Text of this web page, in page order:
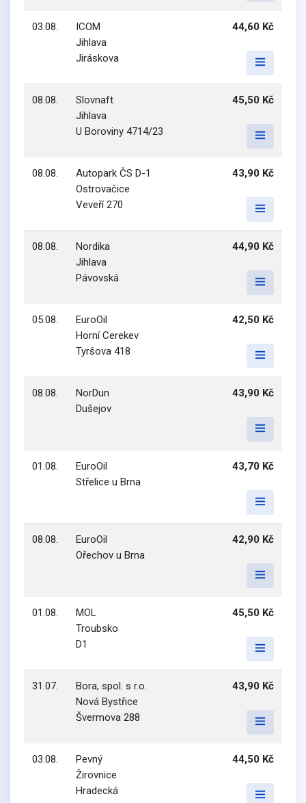
03.08.
ICOM
Jihlava
Jiráskova
44,60 Kč
08.08.
Slovnaft
Jihlava
U Boroviny 4714/23
45,50 Kč
08.08.
Autopark ČS D-1
Ostrovačice
Veveří 270
43,90 Kč
08.08.
Nordika
Jihlava
Pávovská
44,90 Kč
05.08.
EuroOil
Horní Cerekev
Tyršova 418
42,50 Kč
08.08.
NorDun
Dušejov
43,90 Kč
01.08.
EuroOil
Střelice u Brna
43,70 Kč
08.08.
EuroOil
Ořechov u Brna
42,90 Kč
01.08.
MOL
Troubsko
D1
45,50 Kč
31.07.
Bora, spol. s r.o.
Nová Bystřice
Švermova 288
43,90 Kč
03.08.
Pevný
Žirovnice
Hradecká
44,50 Kč